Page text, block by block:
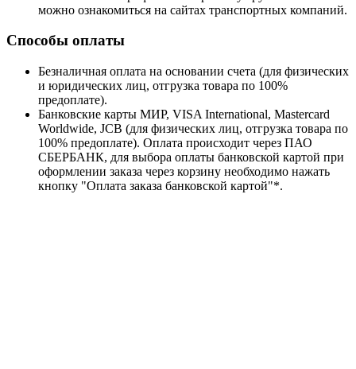
можно ознакомиться на сайтах транспортных компаний.
Способы оплаты
Безналичная оплата на основании счета (для физических
и юридических лиц, отгрузка товара по 100%
предоплате).
Банковские карты МИР, VISA International, Mastercard
Worldwide, JCB (для физических лиц, отгрузка товара по
100% предоплате). Оплата происходит через ПАО
СБЕРБАНК, для выбора оплаты банковской картой при
оформлении заказа через корзину необходимо нажать
кнопку "Оплата заказа банковской картой"*.